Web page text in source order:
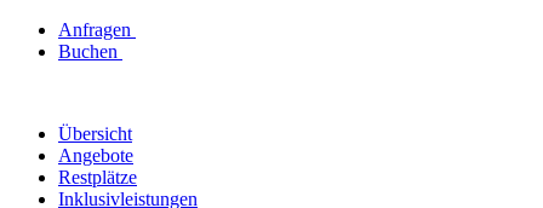
Anfragen
Buchen
Übersicht
Angebote
Restplätze
Inklusivleistungen